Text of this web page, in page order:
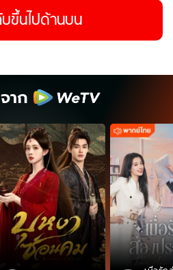
ขึ้นไปด้านบน
าก